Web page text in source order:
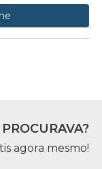
agora mesmo!